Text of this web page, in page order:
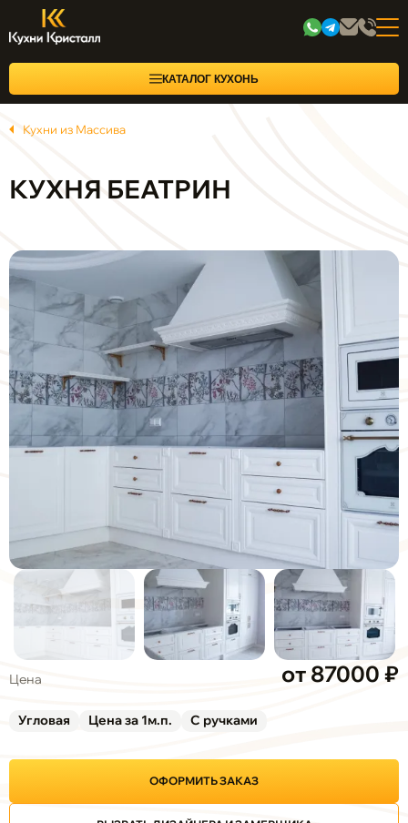
КАТАЛОГ КУХОНЬ
Кухни из Массива
КУХНЯ БЕАТРИН
Цена от 87000 ₽
Угловая Цена за 1м.п. С ручками
ОФОРМИТЬ ЗАКАЗ